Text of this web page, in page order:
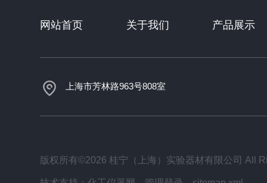
网站首页 关于我们 产品展示
上海市芳林路963号808室
版权所有©2026 桂宁（上海）实验器材有限公司 All